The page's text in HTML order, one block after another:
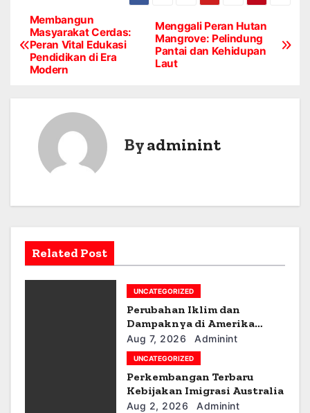
P
o
g
a
Menggali Peran Hutan
Mangrove: Pelindung
Pantai dan Kehidupan
Laut
Membangun
Masyarakat Cerdas:
Peran Vital Edukasi
Pendidikan di Era
Modern
Byadminint
Related Post
UNCATEGORIZED
Perubahan Iklim dan
Dampaknya di Amerika
Latin
Aug 7, 2026 Adminint
UNCATEGORIZED
Perkembangan Terbaru
Kebijakan Imigrasi Australia
Aug 2, 2026 Adminint